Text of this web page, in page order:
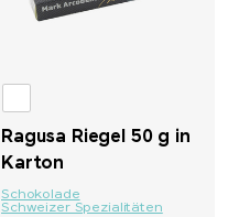
Ragusa Riegel 50 g in
Karton
Schokolade
Schweizer Spezialitäten